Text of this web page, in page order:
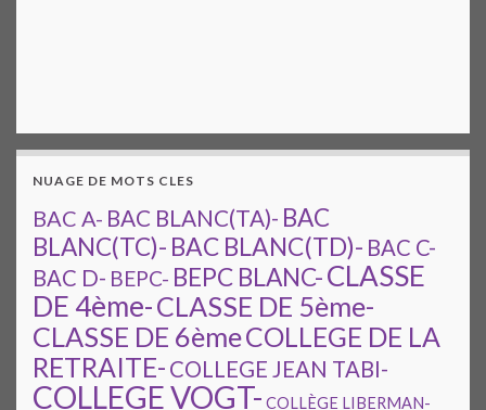
NUAGE DE MOTS CLES
BAC A- BAC BLANC(TA)- BAC
BLANC(TC)- BAC BLANC(TD)- BAC C-
BAC D- BEPC- BEPC BLANC-CLASSE
DE 4ème-CLASSE DE 5ème-
CLASSE DE 6èmeCOLLEGE DE LA
RETRAITE- COLLEGE JEAN TABI-
COLLEGE VOGT- COLLÈGE LIBERMAN-